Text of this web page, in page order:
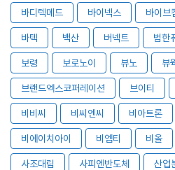
바디텍메드 바이넥스 바이브
바텍 백산 버넥트 범한
보령 보로노이 뷰노 뷰
브랜드엑스코퍼레이션 브이티
비비씨 비씨엔씨 비아트론
비에이치아이 비엠티 비올
사조대림 사피엔반도체 산업